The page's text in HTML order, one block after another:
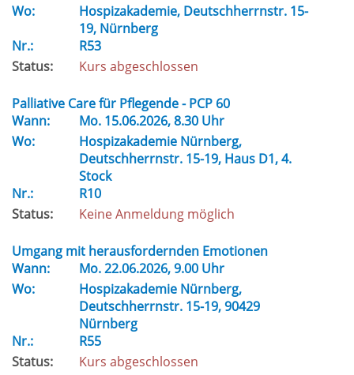
Wo:
Hospizakademie, Deutschherrnstr. 15-
19, Nürnberg
Nr.:
R53
Status:
Kurs abgeschlossen
Palliative Care für Pflegende - PCP 60
Wann:
Mo. 15.06.2026, 8.30 Uhr
Wo:
Hospizakademie Nürnberg,
Deutschherrnstr. 15-19, Haus D1, 4.
Stock
Nr.:
R10
Status:
Keine Anmeldung möglich
Umgang mit herausfordernden Emotionen
Wann:
Mo.22.06.2026, 9.00 Uhr
Wo:
Hospizakademie Nürnberg,
Deutschherrnstr. 15-19, 90429
Nürnberg
Nr.:
R55
Status:
Kurs abgeschlossen